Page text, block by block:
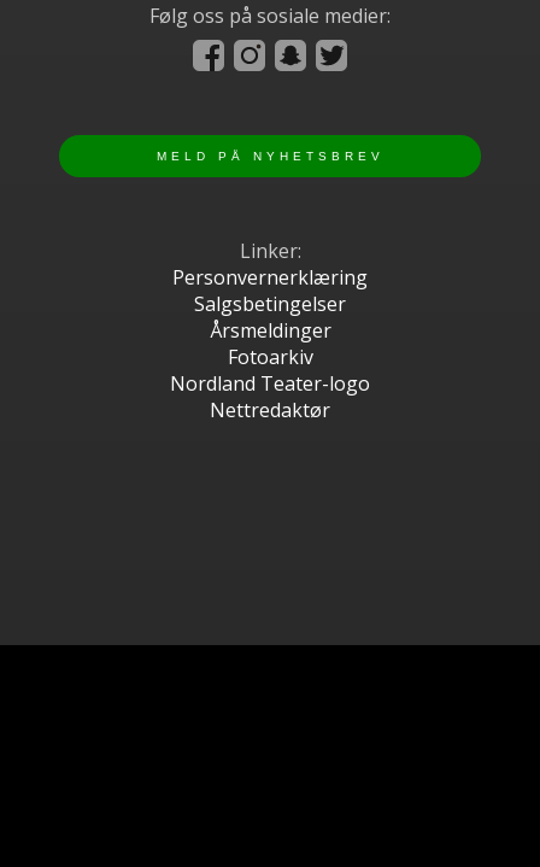
Følg oss på sosiale medier:
Linker:
Personvernerklæring
Salgsbetingelser
Årsmeldinger
Fotoarkiv
Nordland Teater-logo
Nettredaktør